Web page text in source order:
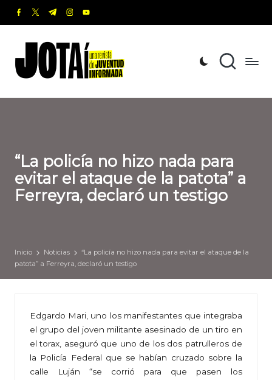
Saltar
contenido
facebook.com
twitter.com
t.me instagram.com
youtube.com
o
t
revista
de
Informada
“La policía no hizo nada para
evitar el ataque de la patota” a
Ferreyra, declaró un testigo
Inicio Noticias
“La policía no hizo nada para evitar el ataque de la
patota” a Ferreyra, declaró un testigo
Edgardo Mari, uno los manifestantes que integraba
el grupo del joven militante asesinado de un tiro en
el torax, aseguró que uno de los dos patrulleros de
la Policía Federal que se habían cruzado sobre la
calle Luján “se corrió para que pasen los